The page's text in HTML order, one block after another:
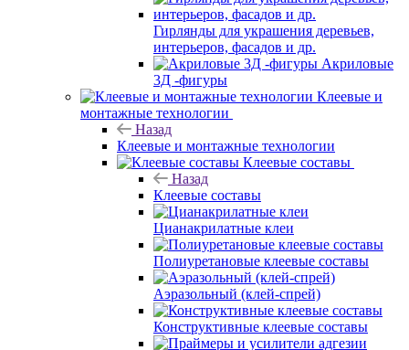
Гирлянды для украшения деревьев,
интерьеров, фасадов и др.
Акриловые
3Д -фигуры
Клеевые и
монтажные технологии
Назад
Клеевые и монтажные технологии
Клеевые составы
Назад
Клеевые составы
Цианакрилатные клеи
Полиуретановые клеевые составы
Аэразольный (клей-спрей)
Конструктивные клеевые составы